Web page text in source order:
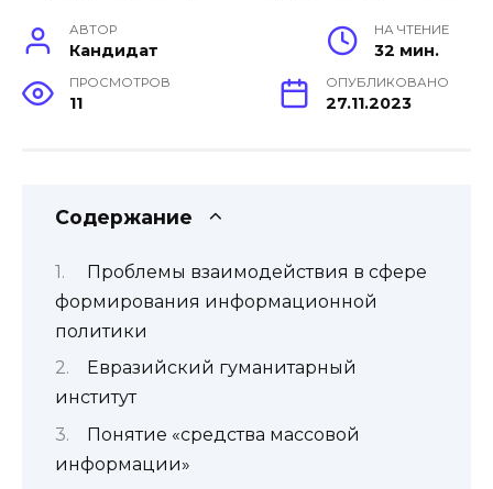
АВТОР
Кандидат
НА ЧТЕНИЕ
32 мин.
ПРОСМОТРОВ
11
ОПУБЛИКОВАНО
27.11.2023
Содержание
Проблемы взаимодействия в сфере
формирования информационной
политики
Евразийский гуманитарный
институт
Понятие «средства массовой
информации»